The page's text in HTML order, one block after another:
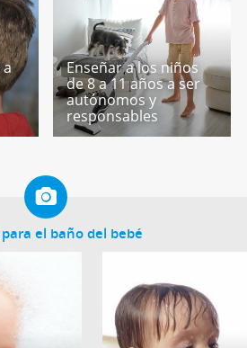
Enseñar a los niños
de 8 a 11 años a ser
autónomos y
responsables
para el baño del bebé